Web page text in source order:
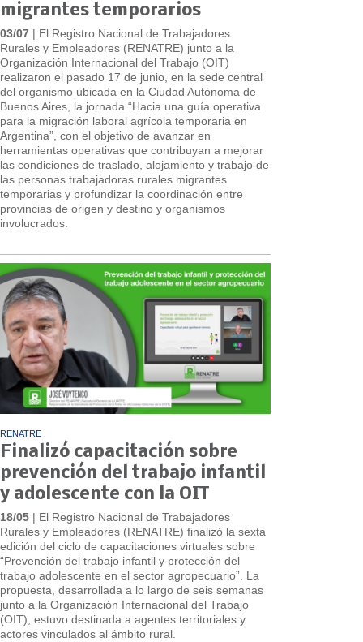
migrantes temporarios
03/07 | El Registro Nacional de Trabajadores
Rurales y Empleadores (RENATRE) junto a la
Organización Internacional del Trabajo (OIT)
realizaron el pasado 17 de junio, en la sede central
del organismo ubicada en la Ciudad Autónoma de
Buenos Aires, la jornada “Hacia una guía operativa
para la migración laboral agrícola temporaria en
Argentina”, con el objetivo de avanzar en
herramientas operativas que contribuyan a mejorar
las condiciones de traslado, alojamiento y trabajo de
las personas trabajadoras rurales migrantes
temporarias y profundizar la coordinación entre
provincias de origen y destino y organismos
involucrados.
RENATRE
Finalizó capacitación sobre
prevención del trabajo infantil
y adolescente con la OIT
18/05 | El Registro Nacional de Trabajadores
Rurales y Empleadores (RENATRE) finalizó la sexta
edición del ciclo de capacitaciones virtuales sobre
“Prevención del trabajo infantil y protección del
trabajo adolescente en el sector agropecuario”. La
propuesta, desarrollada a lo largo de seis semanas
junto a la Organización Internacional del Trabajo
(OIT), estuvo destinada a agentes territoriales y
actores vinculados al ámbito rural.